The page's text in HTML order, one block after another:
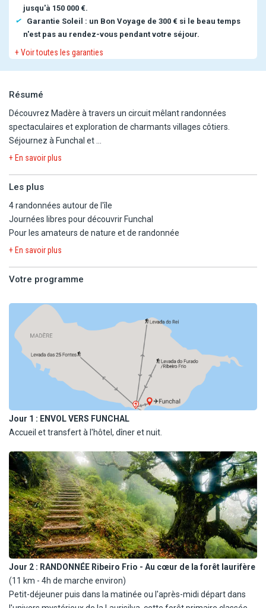
jusqu'à 150 000 €.
Garantie Soleil : un Bon Voyage de 300 € si le beau temps
n'est pas au rendez-vous pendant votre séjour.
+ Voir toutes les garanties
Résumé
Découvrez Madère à travers un circuit mêlant randonnées
spectaculaires et exploration de charmants villages côtiers.
Séjournez à Funchal et
profitez d'excursions vers les sommets, forêts luxuriantes et
invitation à l'aventure
+ En savoir plus
Les plus
4 randonnées autour de l'île
Journées libres pour découvrir Funchal
Pour les amateurs de nature et de randonnée
+ En savoir plus
Votre programme
Jour 1 : ENVOL VERS FUNCHAL
Accueil et transfert à l'hôtel, dîner et nuit.
Jour 2 : RANDONNÉE Ribeiro Frio - Au cœur de la forêt laurifère
(11 km - 4h de marche environ)
Petit-déjeuner puis dans la matinée ou l'après-midi départ dans